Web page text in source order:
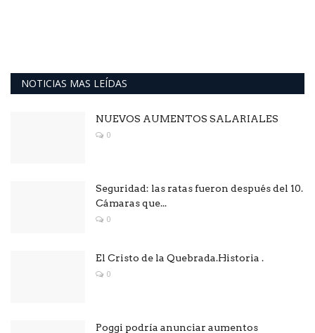
NOTICIAS MAS LEÍDAS
NUEVOS AUMENTOS SALARIALES
0
Seguridad: las ratas fueron después del 10.
Cámaras que...
0
El Cristo de la Quebrada.Historia .
0
Poggi podría anunciar aumentos